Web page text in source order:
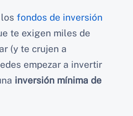
fondos de inversión
te exigen miles de
(y te crujen a
empezar a invertir
inversión mínima de